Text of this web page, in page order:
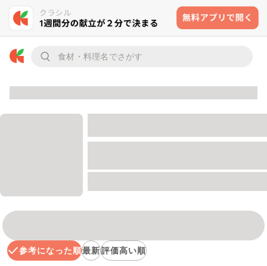
参考になった順最新評価高い順